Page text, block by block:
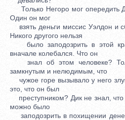
Только Негоро мог опередить
Один он мог
взять деньги миссис Уэлдон и
Никого другого нельзя
было заподозрить в этой
вначале колебался. Что он
знал об этом человеке?
замкнутым и нелюдимым, что
чужое горе вызывало у него
это, что он был
преступником? Дик не знал, что
можно было
заподозрить в похищении